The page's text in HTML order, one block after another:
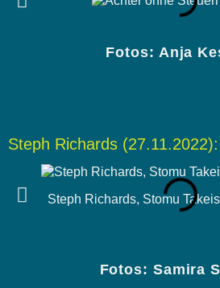
Fotos: Anja
Steph Richards (27.11.2022):
Steph Richards, Stomu
Fotos: Samira